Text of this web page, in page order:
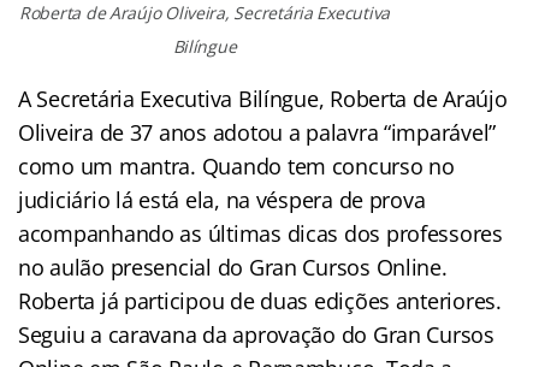
Roberta de Araújo Oliveira, Secretária Executiva
Bilíngue
A Secretária Executiva Bilíngue, Roberta de Araújo
Oliveira de 37 anos adotou a palavra “imparável”
como um mantra. Quando tem concurso no
judiciário lá está ela, na véspera de prova
acompanhando as últimas dicas dos professores
no aulão presencial do Gran Cursos Online.
Roberta já participou de duas edições anteriores.
Seguiu a caravana da aprovação do Gran Cursos